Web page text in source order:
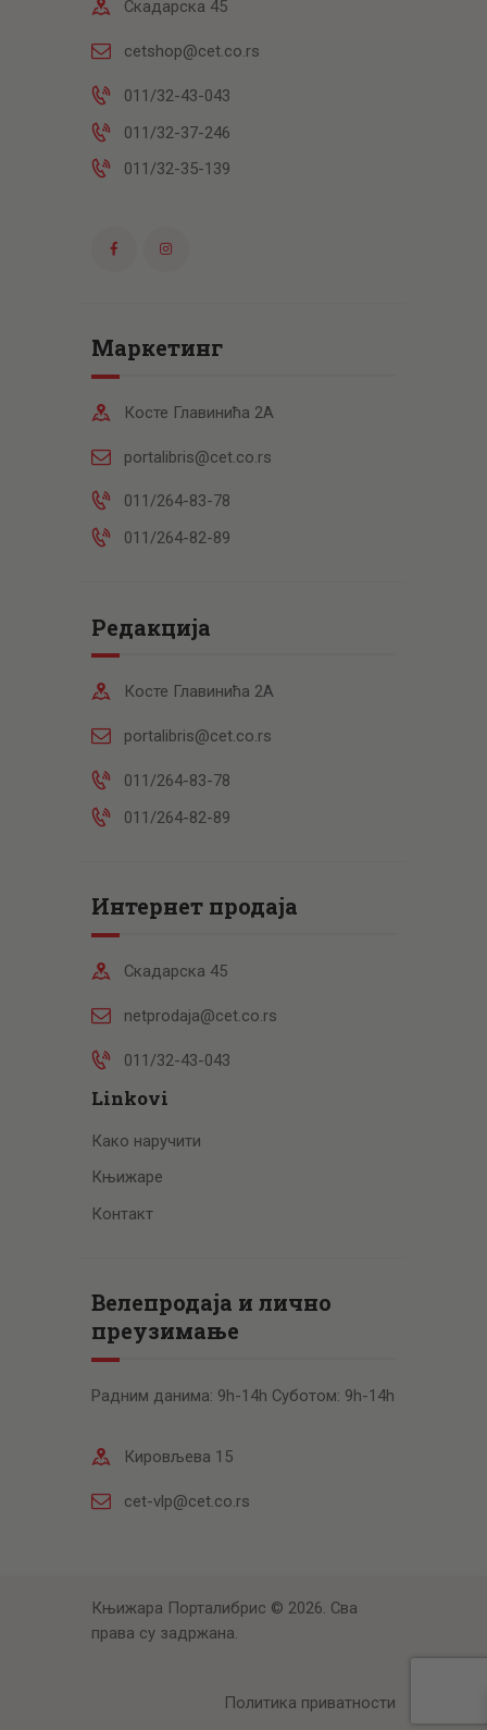
Скадарска 45
cetshop@cet.co.rs
011/32-43-043
011/32-37-246
011/32-35-139
Маркетинг
Косте Главинића 2А
portalibris@cet.co.rs
011/264-83-78
011/264-82-89
Редакција
Косте Главинића 2А
portalibris@cet.co.rs
011/264-83-78
011/264-82-89
Интернет продаја
Скадарска 45
netprodaja@cet.co.rs
011/32-43-043
Linkovi
Како наручити
Књижаре
Контакт
Велепродаја и лично
преузимање
Радним данима: 9h-14h Суботом: 9h-14h
Кировљева 15
cet-vlp@cet.co.rs
Књижара Порталибрис © 2026. Сва
права су задржана.
Политика приватности